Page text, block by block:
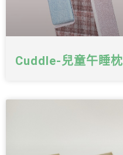
Cuddle-兒童午睡枕